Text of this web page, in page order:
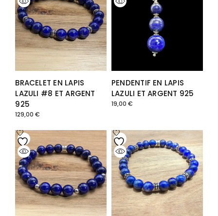
BRACELET EN LAPIS
LAZULI #8 ET ARGENT
925
129,00€
PENDENTIF EN LAPIS
LAZULI ET ARGENT 925
19,00 €